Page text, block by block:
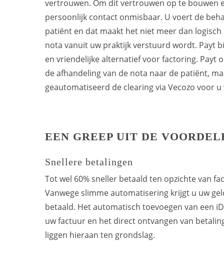
vertrouwen. Om dit vertrouwen op te bouwen
persoonlijk contact onmisbaar. U voert de
patiënt en dat maakt het niet meer dan
nota vanuit uw praktijk verstuurd wordt. Payt
en vriendelijke alternatief voor factoring. Payt
de afhandeling van de nota naar de patiënt,
geautomatiseerd de clearing via Vecozo voor
EEN GREEP UIT DE
Snellere betalingen
Tot wel 60% sneller betaald ten opzichte van
Vanwege slimme automatisering krijgt u uw
betaald. Het automatisch toevoegen van een
uw factuur en het direct ontvangen van
liggen hieraan ten grondslag.